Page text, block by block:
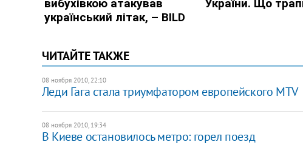
ЧИТАЙТЕ ТАКЖЕ
08 ноября 2010, 22:10
Леди Гага стала триумфатором европейского MTV
08 ноября 2010, 19:34
В Киеве остановилось метро: горел поезд